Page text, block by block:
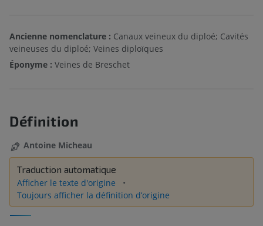
Ancienne nomenclature : Canaux veineux du diploé; Cavités
veineuses du diploé; Veines diploïques
Éponyme : Veines de Breschet
Définition
Antoine Micheau
Traduction automatique
Afficher le texte d'origine
Toujours afficher la définition d’origine